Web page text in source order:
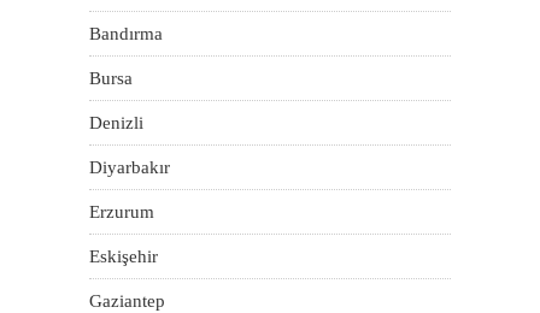
Bandırma
Bursa
Denizli
Diyarbakır
Erzurum
Eskişehir
Gaziantep